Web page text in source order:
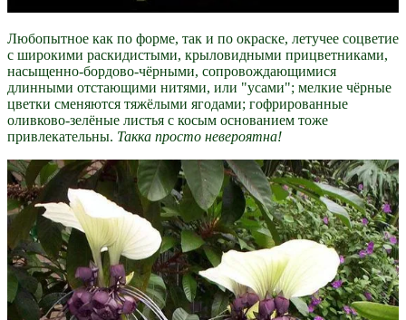
Любопытное как по форме, так и по окраске, летучее соцветие
с широкими раскидистыми, крыловидными прицветниками,
насыщенно-бордово-чёрными, сопровождающимися
длинными отстающими нитями, или "усами"; мелкие чёрные
цветки сменяются тяжёлыми ягодами; гофрированные
оливково-зелёные листья с косым основанием тоже
привлекательны. Такка просто невероятна!